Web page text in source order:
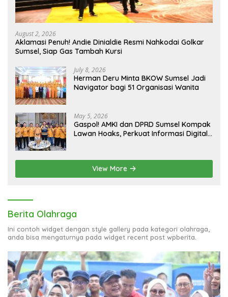
August 2, 2026
Aklamasi Penuh! Andie Dinialdie Resmi Nahkodai Golkar
Sumsel, Siap Gas Tambah Kursi
July 8, 2026
Herman Deru Minta BKOW Sumsel Jadi
Navigator bagi 51 Organisasi Wanita
May 5, 2026
Gaspol! AMKI dan DPRD Sumsel Kompak
Lawan Hoaks, Perkuat Informasi Digital
View More
Berita Olahraga
Ini contoh widget dengan style gallery pada kategori olahraga,
anda bisa mengaturnya pada widget recent post wpberita.